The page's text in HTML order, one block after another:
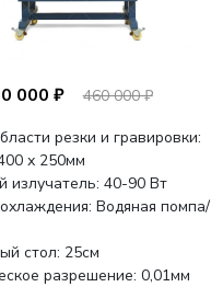
000 ₽
460 000 ₽
резки и гравировки:
х 250мм
излучатель: 40-90 Вт
Водяная помпа/
стол: 25см
разрешение: 0,01мм